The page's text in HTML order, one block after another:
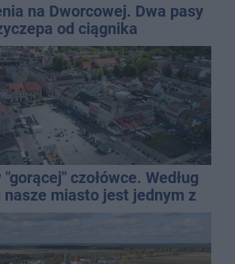
na Dworcowej. Dwa pasy
od ciągnika
czołówce. Według
nasze miasto jest jednym z
na upały